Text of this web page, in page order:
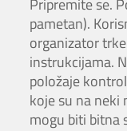
pametan).
organizator
instrukcijama.
položaje
koje su na neki
mogu biti bitna